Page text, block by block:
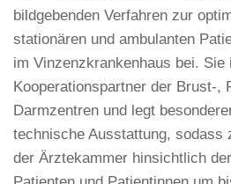
bildgebenden Verfahren zur
stationären und ambulanten
im Vinzenzkrankenhaus bei. Sie
Kooperationspartner der Brust-,
Darmzentren und legt
technische Ausstattung, sodass
der Ärztekammer hinsichtlich